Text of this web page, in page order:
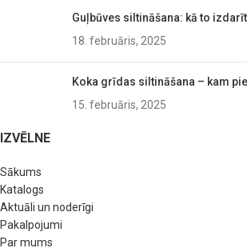
Guļbūves siltināšana: kā to
18. februāris, 2025
Koka grīdas siltināšana – kam
15. februāris, 2025
IZVĒLNE
Sākums
Katalogs
Aktuāli un noderīgi
Pakalpojumi
Par mums